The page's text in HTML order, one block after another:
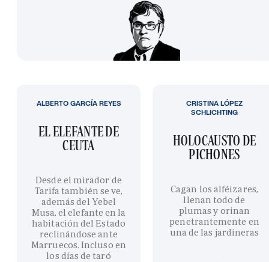
EL ELEFANTE DE
CEUTA
Desde el mirador de
Tarifa también se ve,
además del Yebel
Musa, el elefante en la
habitación del Estado
reclinándose ante
Marruecos. Incluso en
los días de taró
ALBERTO GARCÍA REYES
HOLOCAUSTO DE
PICHONES
Cagan los alféizares,
llenan todo de
plumas y orinan
penetrantemente en
una de las jardineras
CRISTINA LÓPEZ
SCHLICHTING